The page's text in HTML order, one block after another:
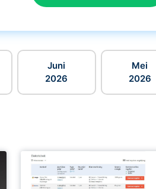
Juni
2026
Mei
2026